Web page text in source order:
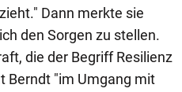
Dann merkte sie
den Sorgen zu stellen.
die der Begriff Resilienz
Berndt "im Umgang mit